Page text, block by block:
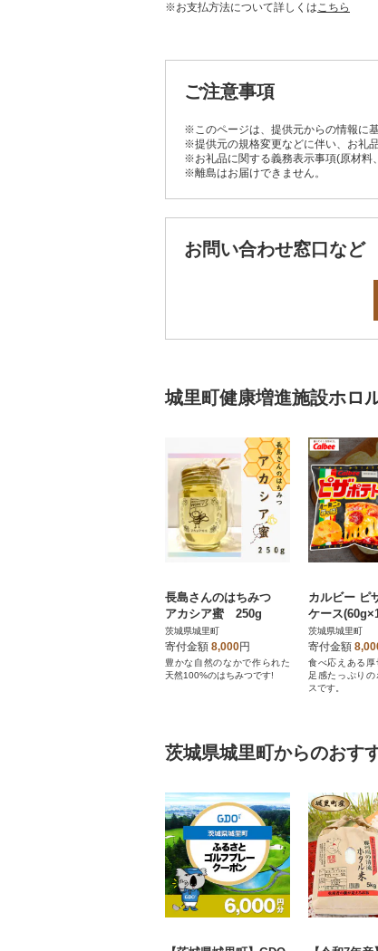
※お支払方法について詳しくはこちら
ご注意事項
※このページは、提供元からの情報に
※提供元の規格変更などに伴い、お礼
※お礼品に関する義務表示事項(原材料
※離島はお届けできません。
お問い合わせ窓口など
城里町健康増進施設ホロ
長島さんのはちみつ
アカシア蜜 250g
茨城県城里町
寄付金額 8,000円
豊かな自然のなかで作られた
天然100%のはちみつです!
カルビー ピ
ケース
限定
茨城県城里町
寄付金額
食べ応えある
足感たっぷり
スです。
茨城県城里町からのおす